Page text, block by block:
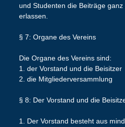
und Studenten die Beiträge
erlassen.
§ 7: Organe des Vereins
Die Organe des Vereins sind:
1. der Vorstand und die Beisitzer
2. die Mitgliederversammlung
§ 8: Der Vorstand und die
1. Der Vorstand besteht aus